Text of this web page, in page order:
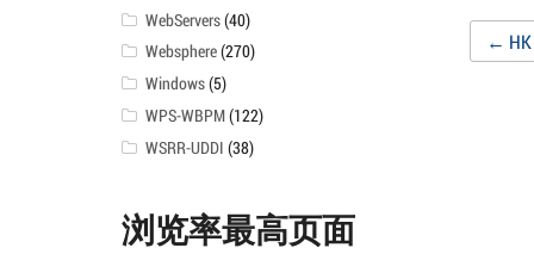
←
WebServers(40)
Websphere(270)
Windows(5)
WPS-WBPM(122)
WSRR-UDDI (38)
浏览率最高页面